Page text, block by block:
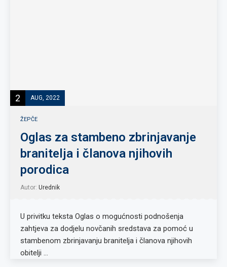
2 AUG, 2022
ŽEPČE
Oglas za stambeno zbrinjavanje
branitelja i članova njihovih
porodica
Autor: Urednik
U privitku teksta Oglas o mogućnosti podnošenja
zahtjeva za dodjelu novčanih sredstava za pomoć u
stambenom zbrinjavanju branitelja i članova njihovih
obitelji …